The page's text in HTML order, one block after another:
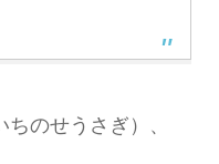
のせうさぎ）、